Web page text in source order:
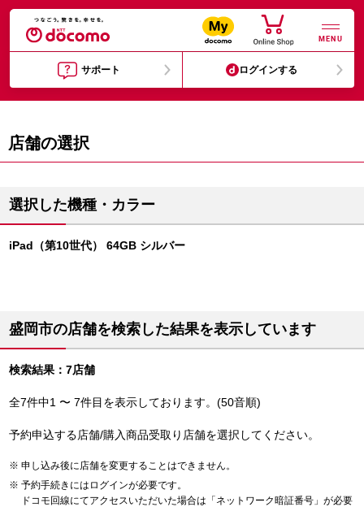
MENU
サポート ログインする
店舗の選択
選択した機種・カラー
iPad（第10世代） 64GB シルバー
盛岡市の店舗を検索した結果を表示しています
検索結果：7店舗
全7件中1 〜 7件目を表示しております。(50音順)
予約申込する店舗/購入商品受取り店舗を選択してください。
申し込み後に店舗を変更することはできません。
予約手続きにはログインが必要です。
ドコモ回線にてアクセスいただいた場合は「ネットワーク暗証番号」が必要